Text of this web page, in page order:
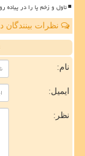
تاول و زخم پا را در پیاده
نظرات
نام:
ایمیل:
نظر: